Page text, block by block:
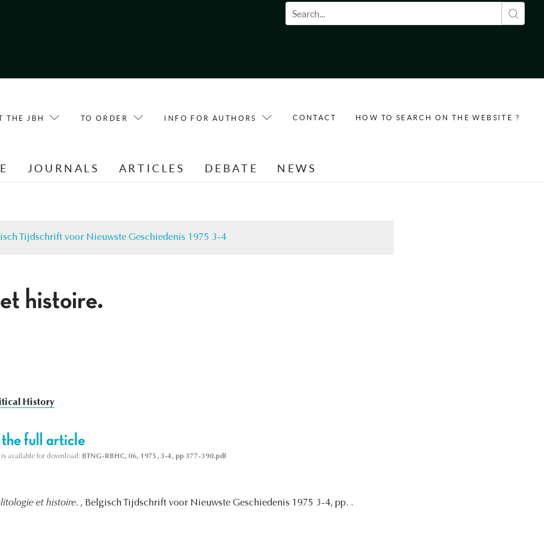
Search form
THE JBH TO ORDER INFO FOR AUTHORS CONTACT HOW TO SEARCH ON THE WEBSITE ?
JOURNALS ARTICLES DEBATE NEWS
Tijdschrift voor Nieuwste Geschiedenis 1975 3-4
histoire.
History
the full article
is available for download: BTNG-RBHC, 06, 1975, 3-4, pp 377-390.pdf
et histoire. , Belgisch Tijdschrift voor Nieuwste Geschiedenis 1975 3-4, pp. .